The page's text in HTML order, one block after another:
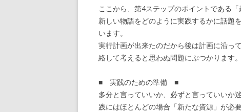
ここから、第4ステップのポイントである
新しい物語をどのように実践するかに話題
います。
実行計画が出来たのだから後は計画に沿っ
絡して考えると思わぬ問題にぶつかります。
■ 実践のための準備 ■
多分と言っていいか、必ずと言っていいか
践にはほとんどの場合「新たな資源」が必